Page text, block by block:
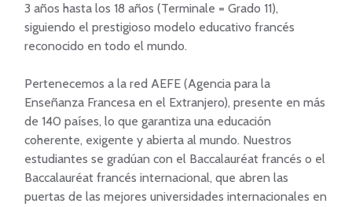
3 años hasta los 18 años (Terminale = Grado 11),
siguiendo el prestigioso modelo educativo francés
reconocido en todo el mundo.
Pertenecemos a la red AEFE (Agencia para la
Enseñanza Francesa en el Extranjero), presente en más
de 140 países, lo que garantiza una educación
coherente, exigente y abierta al mundo. Nuestros
estudiantes se gradúan con el Baccalauréat francés o el
Baccalauréat francés internacional, que abren las
puertas de las mejores universidades internacionales en